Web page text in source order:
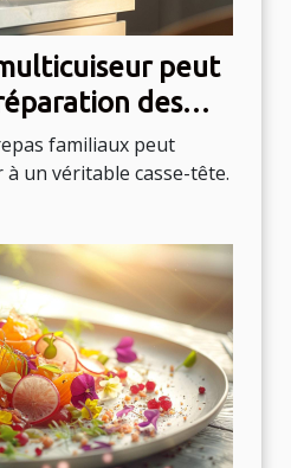
peut
des
familiaux peut
un véritable casse-tête.